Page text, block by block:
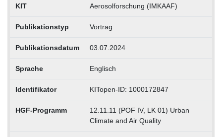
KIT
Aerosolforschung (IMKAAF)
Publikationstyp Vortrag
Publikationsdatum 03.07.2024
Sprache Englisch
Identifikator KITopen-ID: 1000172847
HGF-Programm
12.11.11 (POF IV, LK 01) Urban
Climate and Air Quality